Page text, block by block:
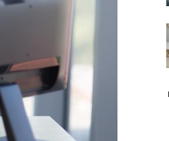
pourquoi le risque de
noyade grimpe-t-il ?